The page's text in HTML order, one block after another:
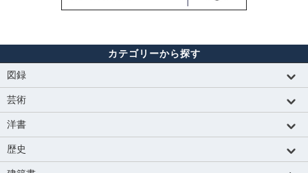
カテゴリーから探す
図録
芸術
洋書
歴史